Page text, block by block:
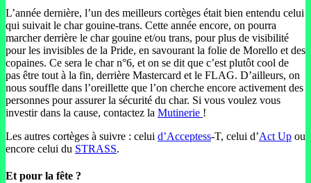
L’année dernière, l’un des meilleurs cortèges était bien entendu celui
qui suivait le char gouine-trans. Cette année encore, on pourra
marcher derrière le char gouine et/ou trans, pour plus de visibilité
pour les invisibles de la Pride, en savourant la folie de Morello et des
copaines. Ce sera le char n°6, et on se dit que c’est plutôt cool de
pas être tout à la fin, derrière Mastercard et le FLAG. D’ailleurs, on
nous souffle dans l’oreillette que l’on cherche encore activement des
personnes pour assurer la sécurité du char. Si vous voulez vous
investir dans la cause, contactez la Mutinerie !
Les autres cortèges à suivre : celui d’Acceptess-T, celui d’Act Up ou
encore celui du STRASS.
Et pour la fête ?